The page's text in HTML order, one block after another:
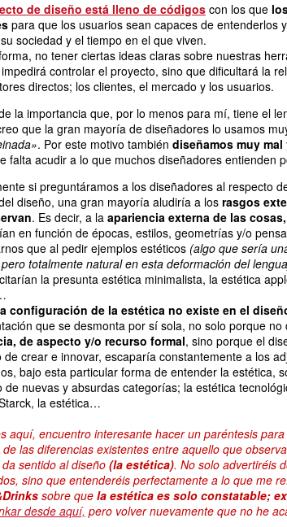
de diseño está lleno de códigos con los que
para que los usuarios sean capaces de entenderlos
sociedad y el tiempo en el que viven.
no tener ciertas ideas claras sobre nuestras
controlar el proyecto, sino que dificultará la
directos; los clientes, el mercado y los usuarios.
la importancia que, por lo menos para mí, tiene el
que la gran mayoría de diseñadores lo usamos
. Por este motivo también diseñamos muy mal
falta acudir a lo que muchos diseñadores entienden
si preguntáramos a los diseñadores al respecto
diseño, una gran mayoría aludiría a los rasgos
. Es decir, a la apariencia externa de las
en función de épocas, estilos, geometrías y/o
que al pedir ejemplos estéticos (algo que sería
totalmente natural en esta deformación del
la presunta estética minimalista, la estética
configuración de la estética no existe en el
que se desmonta por sí sola, no solo porque no
de aspecto y/o recurso formal, sino porque el
de crear e innovar, escaparía constantemente a los
bajo esta particular forma de entender la estética,
de nuevas y absurdas categorías; la estética
la estética…
aquí, encuentro interesante hacer un paréntesis
las diferencias existentes entre aquello que
sentido al diseño (la estética). No solo advertiréis
sino que entenderéis perfectamente a lo que me
sobre que la estética es solo constatable;
desde aquí, pero volver nuevamente que no he